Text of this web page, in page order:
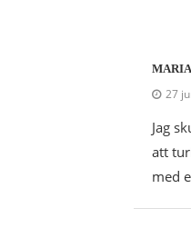
MARIA
27
Jag
att
med